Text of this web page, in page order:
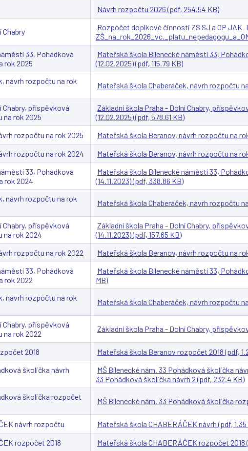
Návrh rozpočtu 2026 (pdf, 254.54 KB)
Chabry Rozpočet doplkové činnosti ZS SJ a OP
33, Pohádková
rok 2025
Mateřská škola Bílenecké náměstí 33,
(12.02.2025) (pdf, 115.79 KB)
návrh rozpočtu na rok
Mateřská škola Chaberáček, návrh rozpočtu
Chabry, příspěvková
na rok 2025
Základní škola Praha - Dolní Chabry,
(12.02.2025) (pdf, 578.61 KB)
rozpočtu na rok 2025 Mateřská škola Beranov, návrh rozpočtu na
rozpočtu na rok 2024 Mateřská škola Beranov, návrh rozpočtu na
33, Pohádková
rok 2024
Mateřská škola Bílenecké náměstí 33,
(14.11.2023) (pdf, 338.86 KB)
návrh rozpočtu na rok
Mateřská škola Chaberáček, návrh rozpočtu na
Chabry, příspěvková
na rok 2024
Základní škola Praha - Dolní Chabry,
(14.11.2023) (pdf, 157.65 KB)
rozpočtu na rok 2022 Mateřská škola Beranov, návrh rozpočtu na
33, Pohádková
rok 2022
Mateřská škola Bílenecké náměstí 33,
MB)
návrh rozpočtu na rok
Mateřská škola Chaberáček, návrh rozpočtu
Chabry, příspěvková
na rok 2022
Základní škola Praha - Dolní Chabry,
2018 Mateřská škola Beranov rozpočet 2018 (pdf,
školička návrh
MŠ Bílenecké nám. 33 Pohádková školička
33 Pohádková školička návrh 2 (pdf, 232.4 KB)
školička rozpočet
MŠ Bílenecké nám. 33 Pohádková školička
návrh rozpočtu Mateřská škola CHABERÁČEK návrh (pdf, 1.35
rozpočet 2018 Mateřská škola CHABERÁČEK rozpočet 2018